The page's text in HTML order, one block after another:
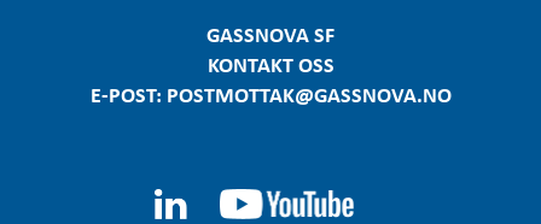
GASSNOVA SF
KONTAKT OSS
E-POST: POSTMOTTAK@GASSNOVA.NO